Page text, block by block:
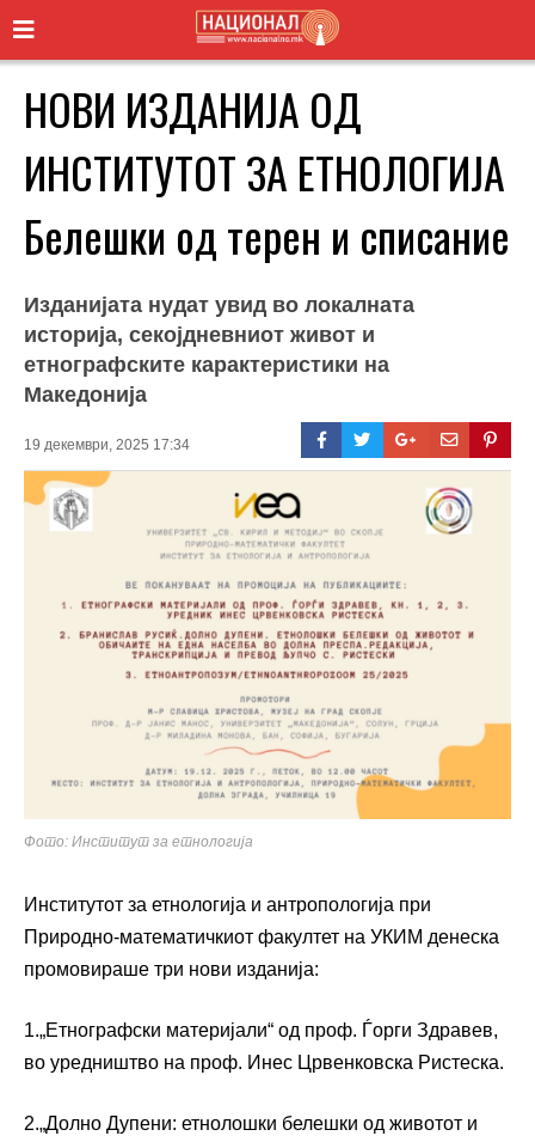
НОВИ ИЗДАНИЈА ОД
ИНСТИТУТОТ ЗА ЕТНОЛОГИЈА
Белешки од терен и списание
Изданијата нудат увид во локалната
историја, секојдневниот живот и
етнографските карактеристики на
Македонија
19 декември, 2025 17:34
Фото: Институт за етнологија
Институтот за етнологија и антропологија при
Природно-математичкиот факултет на УКИМ денеска
промовираше три нови изданија:
1.„Етнографски материјали“ од проф. Ѓорги Здравев,
во уредништво на проф. Инес Црвенковска Ристеска.
2.„Долно Дупени: етнолошки белешки од животот и